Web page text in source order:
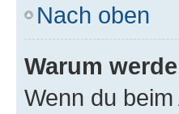
Nach oben
Warum
Wenn du